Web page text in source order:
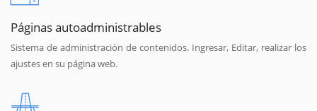
Páginas autoadministrables
Sistema de administración de contenidos. Ingresar, Editar, realizar los
ajustes en su página web.